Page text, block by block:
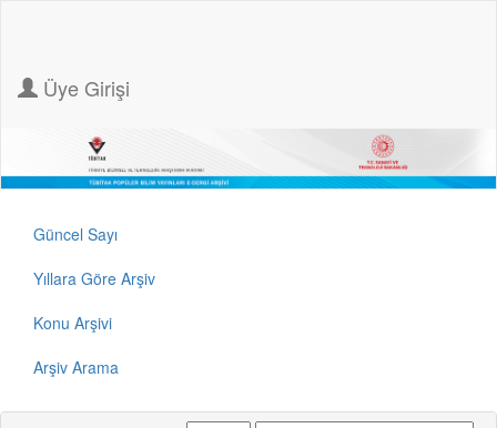
Üye Girişi
Güncel Sayı
Yıllara Göre Arşiv
Konu Arşivi
Arşiv Arama